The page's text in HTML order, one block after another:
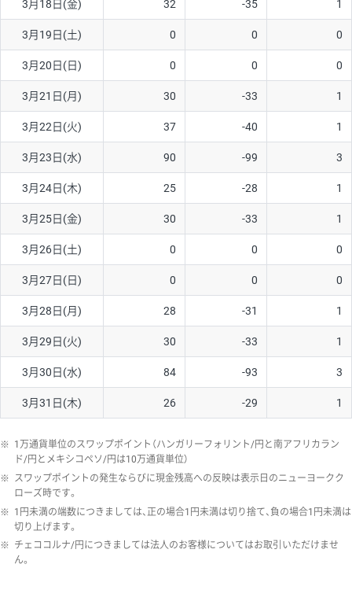
3月18日(金) 32 -35 1
3月19日(土) 0 0 0
3月20日(日) 0 0 0
3月21日(月) 30 -33 1
3月22日(火) 37 -40 1
3月23日(水) 90 -99 3
3月24日(木) 25 -28 1
3月25日(金) 30 -33 1
3月26日(土) 0 0 0
3月27日(日) 0 0 0
3月28日(月) 28 -31 1
3月29日(火) 30 -33 1
3月30日(水) 84 -93 3
3月31日(木) 26 -29 1
※ 1万通貨単位のスワップポイント（ハンガリーフォリント/円と南アフリカラン
ド/円とメキシコペソ/円は10万通貨単位）
※ スワップポイントの発生ならびに現金残高への反映は表示日のニューヨークク
ローズ時です。
※ 1円未満の端数につきましては、正の場合1円未満は切り捨て、負の場合1円未満は
切り上げます。
※ チェココルナ/円につきましては法人のお客様についてはお取引いただけませ
ん。